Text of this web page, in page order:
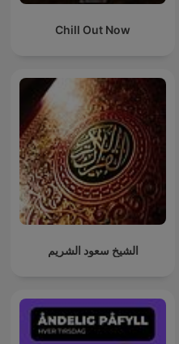
Chill Out Now
الشيخ سعود الشريم